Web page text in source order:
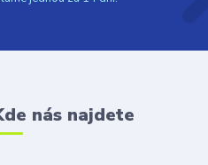
nás najdete